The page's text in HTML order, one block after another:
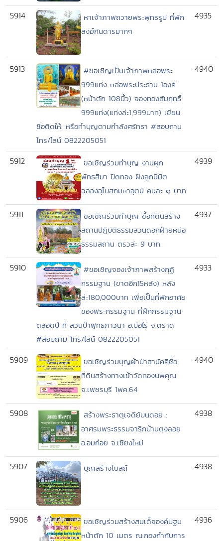
5914
หาเจ้าภาพถวายพระพุทธรูป ที่พัก
สงฆ์กันดารมากๆ
4935
5913
#ขอเชิญเป็นเจ้าภาพหล่อพระ
999แท่ง หล่อพระประธาน 1องค์
(หน้าตัก 108นิ้ว) จองทองสัมฤทธิ์
999แท่ง(แท่งล่ะ1,999บาท) เขียน
ชื่อติดให้. หรือทำบุญตามกำลังศรัทธา #สอบถาม
โทร/ไลน์ 0822205051
4940
5912
ขอเชิญร่วมทำบุญ งานผูก
พัทธสีมา ปิดทอง ฝังลูกนิมิต
ฉลองอุโบสถมหาอุตม์ คนละ ๑ บาท
4939
5911
ขอเชิญร่วมทำบุญ ซื้อที่ดินสร้าง
สถานปฏิบัติธรรมสวนดอกฝ้ายหน่อ
ธรรมสถาน ตรวล่ะ 9 บาท
4937
5910
#ขอเชิญจองเจ้าภาพสร้างกุฏิ
กรรมฐาน (ขาดอีก15หลัง) หลัง
ล่ะ180,000บาท เพื่อเป็นที่พักอาศัย
ของพระกรรมฐาน ที่ฝึกกรรมฐาน
ตลอดปี ที่ สวนป่าพุทธภาวนา อ.บ่อไร่ จ.ตราด
#สอบถาม โทร/ไลน์ 0822205051
4933
5909
ขอเชิญร่วมบุญผ้าป่าสามัคคีซื้อ
ที่ดินสร้างทางเข้าวัดทองนพคุณ
จ.เพชรบุรี 1พค.64
4940
5908
สร้างพระธาตุเจดีย์บนดอย :
อาศรมพระธรรมจาริกบ้านตุงลอย
อ.อมก๋อย จ.เชียงใหม่
4938
5907 บุญสร้างโบสถ์ 4938
5906
ขอเชิญร่วมสร้างสมเด็จองค์ปฐม
หน้าตัก 10 เมตร ณ.กองกำกับการ
4936